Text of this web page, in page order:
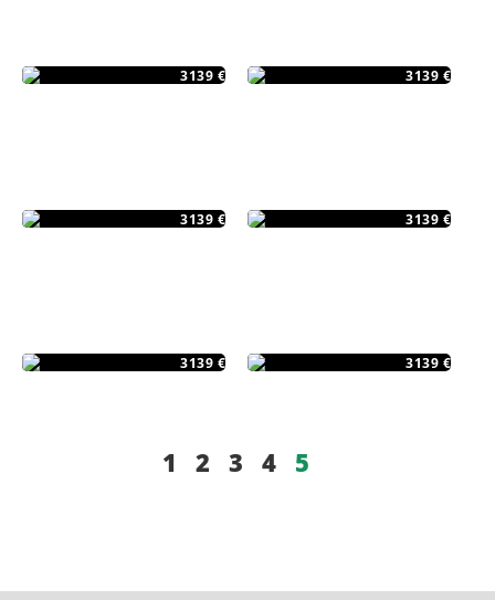
3139 € 3139 €
3139 € 3139 €
3139 € 3139 €
1 2 3 4 5